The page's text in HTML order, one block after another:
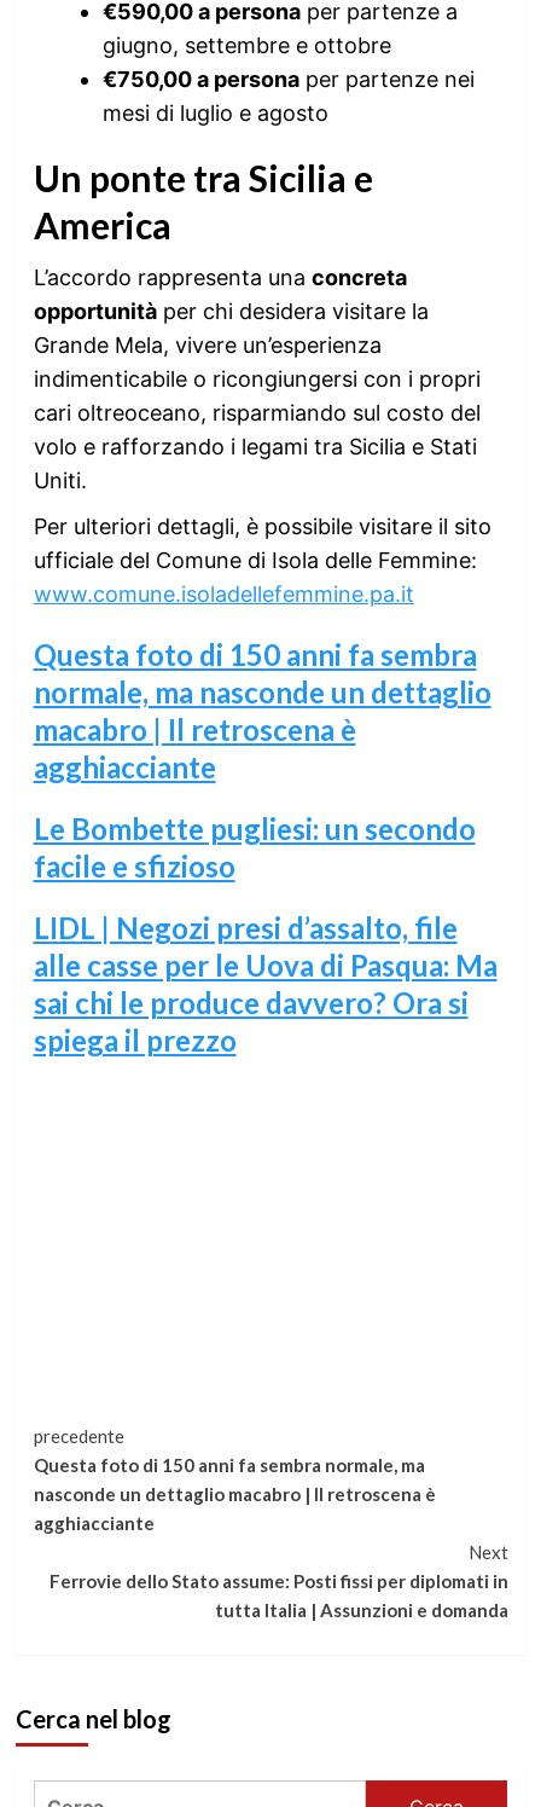
€590,00 a personaper partenze a
giugno, settembre e ottobre
€750,00 a personaper partenze nei
mesi di luglio e agosto
Un ponte tra Sicilia e
America
L’accordo rappresenta una concreta
opportunitàper chi desidera visitare la
Grande Mela, vivere un’esperienza
indimenticabile o ricongiungersi con i propri
cari oltreoceano, risparmiando sul costo del
volo e rafforzando i legami tra Sicilia e Stati
Uniti.
Per ulteriori dettagli, è possibile visitare il sito
ufficiale del Comune di Isola delle Femmine:
www.comune.isoladellefemmine.pa.it
Questa foto di 150 anni fa sembra
normale, ma nasconde un dettaglio
macabro | Il retroscena è
agghiacciante
Le Bombette pugliesi: un secondo
facile e sfizioso
LIDL | Negozi presi d’assalto, file
alle casse per le Uova di Pasqua: Ma
sai chi le produce davvero? Ora si
spiega il prezzo
Continua
a
leggere
precedente
Questa foto di 150 anni fa sembra normale, ma
nasconde un dettaglio macabro | Il retroscena è
agghiacciante
Next
Ferrovie dello Stato assume: Posti fissi per diplomati in
tutta Italia | Assunzioni e domanda
Cerca nel blog